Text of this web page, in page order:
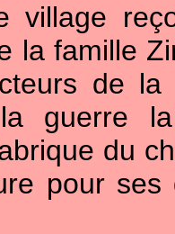
village
la famille
de
guerre
du
pour